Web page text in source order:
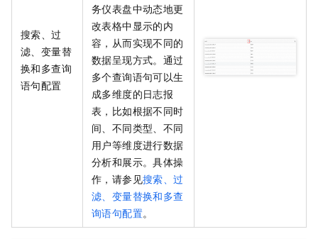
搜索、过
滤、变量替
换和多查询
语句配置
务仪表盘中动态地更
改表格中显示的内
容，从而实现不同的
数据呈现方式。通过
多个查询语句可以生
成多维度的日志报
表，比如根据不同时
间、不同类型、不同
用户等维度进行数据
分析和展示。具体操
作，请参见搜索、过
滤、变量替换和多查
询语句配置。